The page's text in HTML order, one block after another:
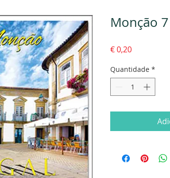
Monção 7
€ 0,20Preço
Quantidade *